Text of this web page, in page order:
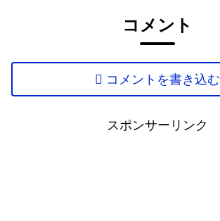
コメント
コメントを書き込む
スポンサーリンク